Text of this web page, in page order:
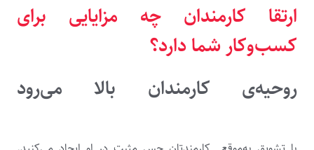
ارتقا کارمندان چه مزایایی برای
کسب‌وکار شما دارد؟
روحیه‌ی کارمندان بالا می‌رود